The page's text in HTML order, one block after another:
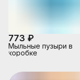
773 ₽
Мыльные пузыри в
коробке